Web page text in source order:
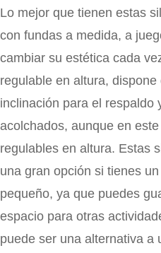
Lo mejor que tienen estas
con fundas a medida, a
cambiar su estética cada
regulable en altura,
inclinación para el respaldo
acolchados, aunque en
regulables en altura. Estas
una gran opción si tienes
pequeño, ya que puedes
espacio para otras
puede ser una alternativa a